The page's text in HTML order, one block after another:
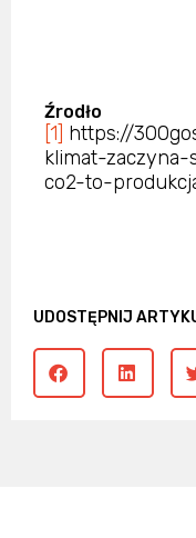
Źrodło
[1] https://
klimat-
co2-to-
UDOSTĘPNIJ